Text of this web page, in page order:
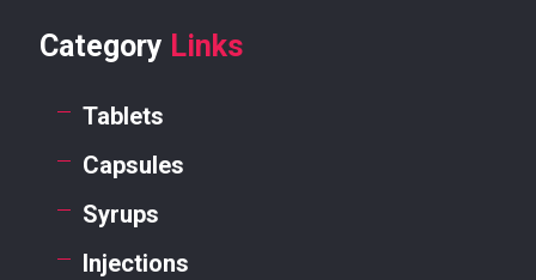
Category Links
Tablets
Capsules
Syrups
Injections